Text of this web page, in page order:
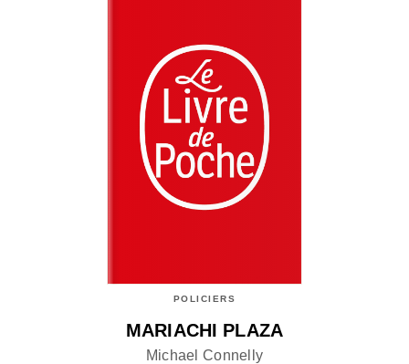
POLICIERS
MARIACHI PLAZA
Michael Connelly